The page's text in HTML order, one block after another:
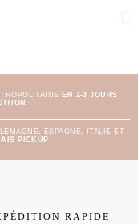
EN 2-3 JOURS
ESPAGNE, ITALIE ET
PICKUP
RAPIDE